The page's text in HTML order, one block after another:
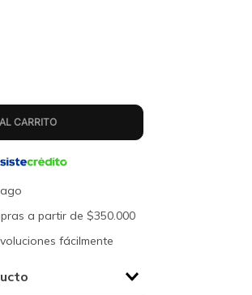
a partir de $350.000
fácilmente